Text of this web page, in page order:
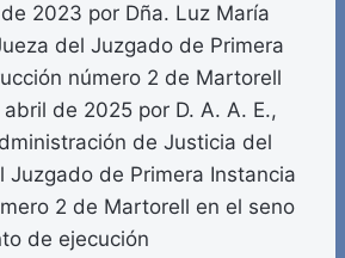
2023 por Dña. Luz María
del Juzgado de Primera
número 2 de Martorell
de 2025 por D. A. A. E.,
de Justicia del
Juzgado de Primera Instancia
2 de Martorell en el seno
de ejecución